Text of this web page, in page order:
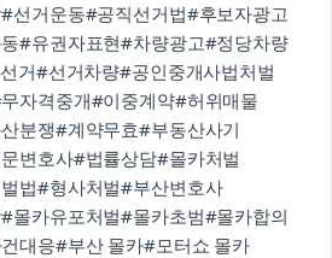
#선거운동#공직선거법#후보자광고
#유권자표현#차량광고#정당차량
거#선거차량#공인중개사법처벌
자격중개#이중계약#허위매물
분쟁#계약무효#부동산사기
변호사#법률상담#몰카처벌
법#형사처벌#부산변호사
#몰카유포처벌#몰카초범#몰카합의
대응#부산 몰카#모터쇼 몰카